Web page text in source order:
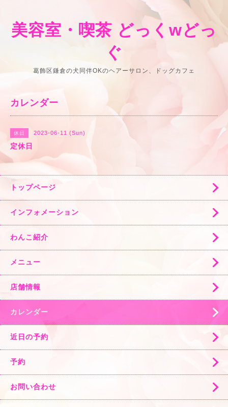
美容室・喫茶 どっくwどっ
ぐ
葛飾区鎌倉の犬同伴OKのヘアーサロン、ドッグカフェ
カレンダー
休日 2023-06-11 (Sun)
定休日
トップページ
インフォメーション
わんこ紹介
メニュー
店舗情報
カレンダー
近日の予約
予約
お問い合わせ